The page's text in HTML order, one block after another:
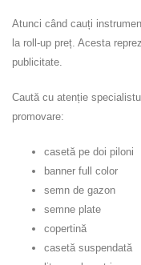
Atunci când cauți
la roll-up preț. Acesta
publicitate.
Caută cu atenție
promovare:
casetă pe doi piloni
banner full color
semn de gazon
semne plate
copertină
casetă suspendată